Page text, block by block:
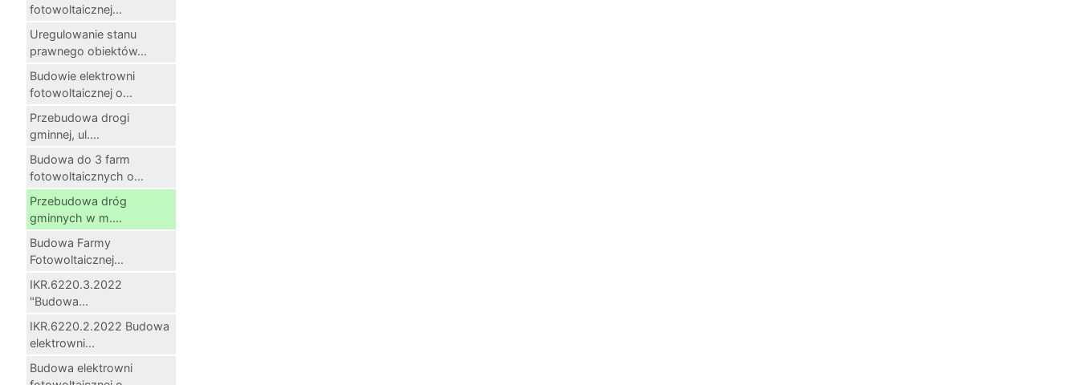
fotowoltaicznej...
Uregulowanie stanu
prawnego obiektów...
Budowie elektrowni
fotowoltaicznej o...
Przebudowa drogi
gminnej, ul....
Budowa do 3 farm
fotowoltaicznych o...
Przebudowa dróg
gminnych w m....
Budowa Farmy
Fotowoltaicznej...
IKR.6220.3.2022
"Budowa...
IKR.6220.2.2022 Budowa
elektrowni...
Budowa elektrowni